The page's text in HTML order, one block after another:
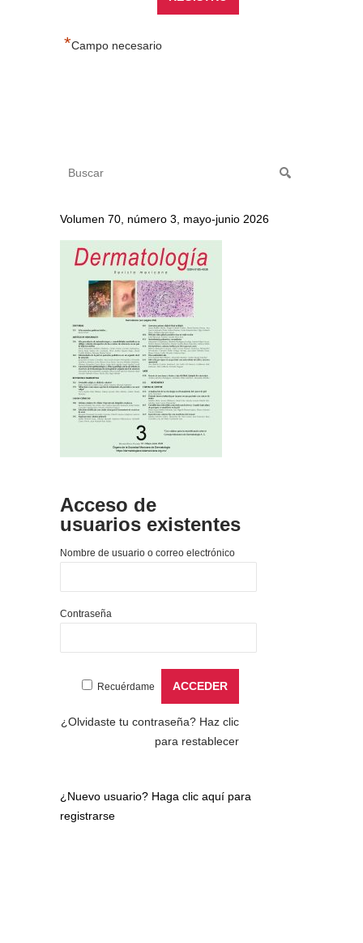
*Campo necesario
Volumen 70, número 3, mayo-junio 2026
Acceso de
usuarios existentes
Nombre de usuario o correo electrónico
Contraseña
Recuérdame
¿Olvidaste tu contraseña? Haz clic
para restablecer
¿Nuevo usuario? Haga clic aquí para
registrarse